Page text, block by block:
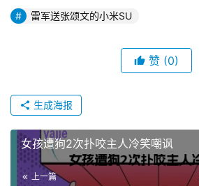
雷军送张颂文的小米SU
赞 (0)
生成海报
女孩遭狗2次扑咬主人冷笑嘲讽
上一篇